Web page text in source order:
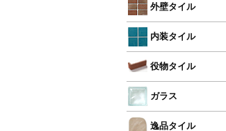
外壁タイル
内装タイル
役物タイル
ガラス
逸品タイル